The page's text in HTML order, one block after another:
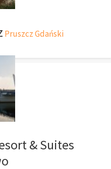
Pruszcz Gdański
& Suites